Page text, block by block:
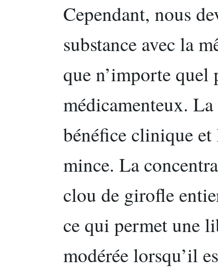
Cependant, nous
substance avec la
que n’importe
médicamenteux.
bénéfice clinique
mince. La
clou de girofle
ce qui permet une
modérée lorsqu’il